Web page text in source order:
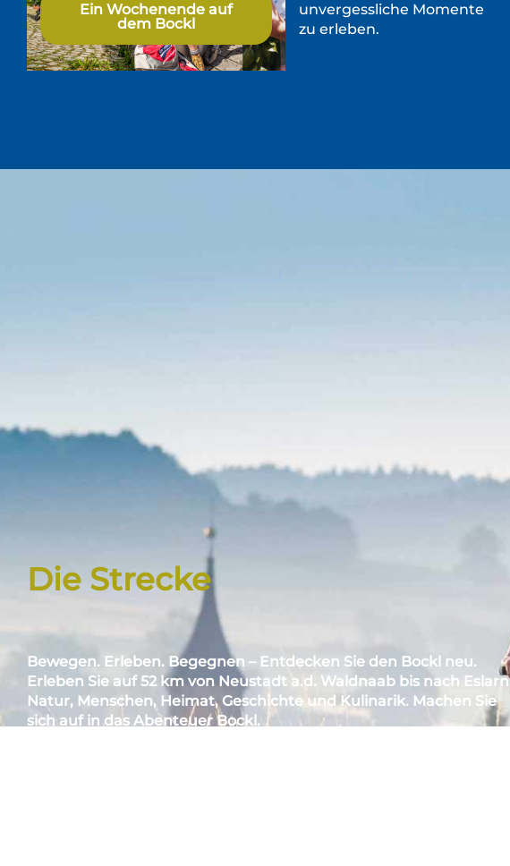
Ein Wochenende auf
dem Bockl
unvergessliche Momente
zu erleben.
Die Strecke
Bewegen. Erleben. Begegnen – Entdecken Sie den Bockl neu.
Erleben Sie auf 52 km von Neustadt a.d. Waldnaab bis nach Eslarn
Natur, Menschen, Heimat, Geschichte und Kulinarik. Machen Sie
sich auf in das Abenteuer Bockl.